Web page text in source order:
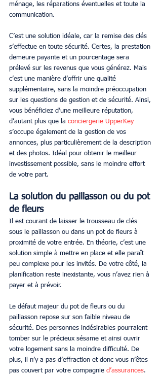
ménage, les réparations éventuelles et toute la
communication.
C’est une solution idéale, car la remise des clés
s’effectue en toute sécurité. Certes, la prestation
demeure payante et un pourcentage sera
prélevé sur les revenus que vous générez. Mais
c’est une manière d’offrir une qualité
supplémentaire, sans la moindre préoccupation
sur les questions de gestion et de sécurité. Ainsi,
vous bénéficiez d’une meilleure réputation,
d’autant plus que la conciergerie UpperKey
s’occupe également de la gestion de vos
annonces, plus particulièrement de la description
et des photos. Idéal pour obtenir le meilleur
investissement possible, sans le moindre effort
de votre part.
La solution du paillasson ou du pot
de fleurs
Il est courant de laisser le trousseau de clés
sous le paillasson ou dans un pot de fleurs à
proximité de votre entrée. En théorie, c’est une
solution simple à mettre en place et elle paraît
peu complexe pour les invités. De votre côté, la
planification reste inexistante, vous n’avez rien à
payer et à prévoir.
Le défaut majeur du pot de fleurs ou du
paillasson repose sur son faible niveau de
sécurité. Des personnes indésirables pourraient
tomber sur le précieux sésame et ainsi ouvrir
votre logement sans la moindre difficulté. De
plus, il n’y a pas d’effraction et donc vous n’êtes
pas couvert par votre compagnie d’assurances.